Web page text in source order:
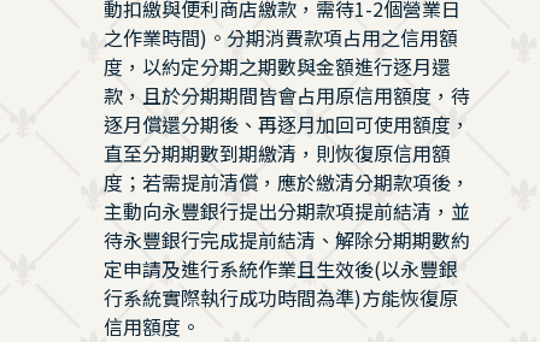
動扣繳與便利商店繳款，需待1-2個營業日
之作業時間)。分期消費款項占用之信用額
度，以約定分期之期數與金額進行逐月還
款，且於分期期間皆會占用原信用額度，待
逐月償還分期後、再逐月加回可使用額度，
直至分期期數到期繳清，則恢復原信用額
度；若需提前清償，應於繳清分期款項後，
主動向永豐銀行提出分期款項提前結清，並
待永豐銀行完成提前結清、解除分期期數約
定申請及進行系統作業且生效後(以永豐銀
行系統實際執行成功時間為準)方能恢復原
信用額度。